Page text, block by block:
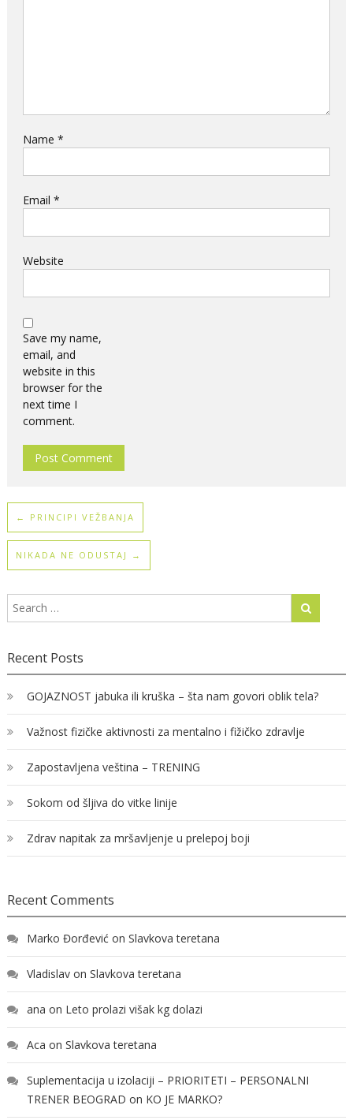
Name *
Email *
Website
Save my name,
email, and
website in this
browser for the
next time I
comment.
← PRINCIPI VEŽBANJA
NIKADA NE ODUSTAJ →
Recent Posts
GOJAZNOST jabuka ili kruška – šta nam govori oblik tela?
Važnost fizičke aktivnosti za mentalno i fižičko zdravlje
Zapostavljena veština – TRENING
Sokom od šljiva do vitke linije
Zdrav napitak za mršavljenje u prelepoj boji
Recent Comments
Marko Đorđević on Slavkova teretana
Vladislavon Slavkova teretana
ana on Leto prolazi višak kg dolazi
Aca on Slavkova teretana
Suplementacija u izolaciji – PRIORITETI – PERSONALNI
TRENER BEOGRAD on KO JE MARKO?